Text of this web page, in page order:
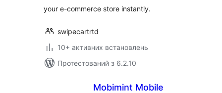
your e-commerce store instantly.
swipecartrtd
10+ активних встановлень
Протестований з 6.2.10
Mobimint Mobile